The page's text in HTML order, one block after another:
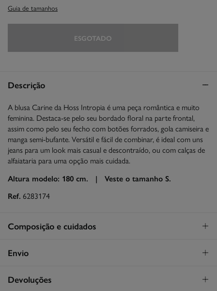
Guia de tamanhos
ESGOTADO
Descrição
A blusa Carine da Hoss Intropia é uma peça romântica e muito
feminina. Destaca-se pelo seu bordado floral na parte frontal,
assim como pelo seu fecho com botões forrados, gola camiseira e
manga semi-bufante. Versátil e fácil de combinar, é ideal com uns
jeans para um look mais casual e descontraído, ou com calças de
alfaiataria para uma opção mais cuidada.
Altura modelo: 180 cm. | Veste o tamanho S.
Ref. 6283174
Composição e cuidados
Composição
Cuidados
Envio
Levantamento na loja em Portugal
Continental
GRATUITO!
Devoluções